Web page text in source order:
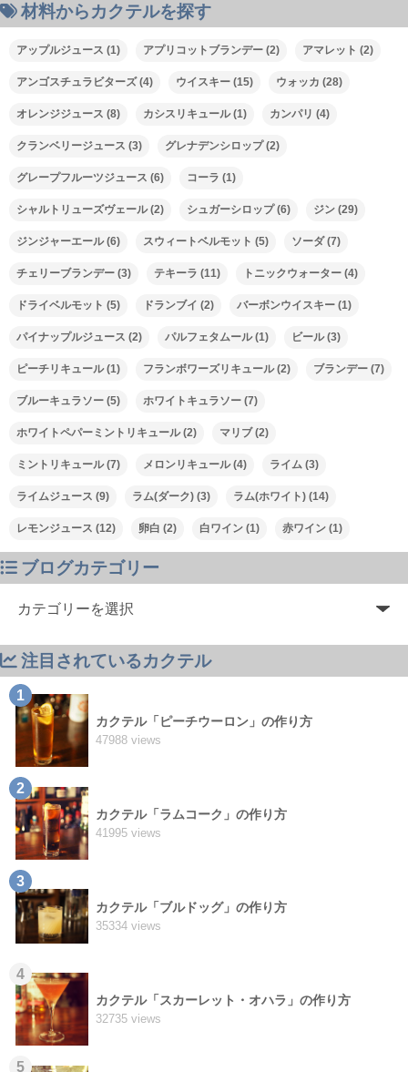
00:00
02:30
材料からカクテルを探す
アップルジュース (1) アプリコットブランデー (2) アマレット (2)
アンゴスチュラビターズ(4) ウイスキー (15) ウォッカ (28)
オレンジジュース (8) カシスリキュール(1) カンパリ (4)
クランベリージュース (3) グレナデンシロップ(2)
グレープフルーツジュース (6) コーラ (1)
シャルトリューズヴェール(2) シュガーシロップ(6) ジン (29)
ジンジャーエール(6) スウィートベルモット (5) ソーダ(7)
チェリーブランデー (3) テキーラ (11) トニックウォーター (4)
ドライベルモット (5) ドランブイ (2) バーボンウイスキー (1)
パイナップルジュース (2) パルフェタムール(1) ビール(3)
ピーチリキュール(1) フランボワーズリキュール(2) ブランデー (7)
ブルーキュラソー (5) ホワイトキュラソー (7)
ホワイトペパーミントリキュール(2) マリブ(2)
ミントリキュール(7) メロンリキュール(4) ライム (3)
ライムジュース (9) ラム(ダーク) (3) ラム(ホワイト) (14)
レモンジュース (12) 卵白 (2) 白ワイン (1) 赤ワイン (1)
ブログカテゴリー
注目されているカクテル
1
カクテル「ピーチウーロン」の作り方
47988 views
2
カクテル「ラムコーク」の作り方
41995 views
3
カクテル「ブルドッグ」の作り方
35334 views
4
カクテル「スカーレット・オハラ」の作り方
32735 views
5